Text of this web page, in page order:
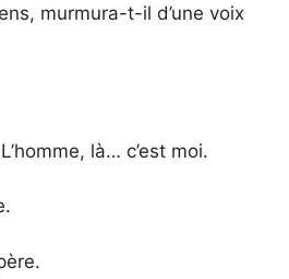
murmura-t-il d’une voix
là… c’est moi.